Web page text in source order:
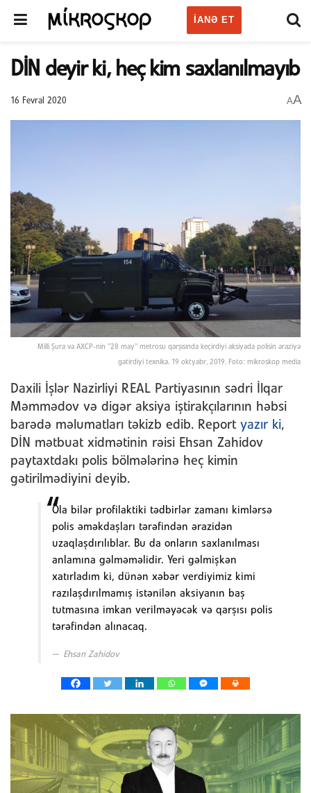
IANƏ ET
DİN deyir ki, heç kim saxlanılmayıb
16 Fevral 2020 AA
Milli Şura və AXCP-nin "28 may" metrosu qarşısında keçirdiyi aksiyada polisin əraziyə
gətirdiyi texnika. 19 oktyabr, 2019. Foto: mikroskop media
Daxili İşlər Nazirliyi REAL Partiyasının sədri İlqar
Məmmədov və digər aksiya iştirakçılarının həbsi
barədə məlumatları təkizb edib. Report yazır ki,
DİN mətbuat xidmətinin rəisi Ehsan Zahidov
paytaxtdakı polis bölmələrinə heç kimin
gətirilmədiyini deyib.
Ola bilər profilaktiki tədbirlər zamanı kimlərsə
polis əməkdaşları tərəfindən ərazidən
uzaqlaşdırılıblar. Bu da onların saxlanılması
anlamına gəlməməlidir. Yeri gəlmişkən
xatırladım ki, dünən xəbər verdiyimiz kimi
razılaşdırılmamış istənilən aksiyanın baş
tutmasına imkan verilməyəcək və qarşısı polis
tərəfindən alınacaq.
Ehsan Zahidov